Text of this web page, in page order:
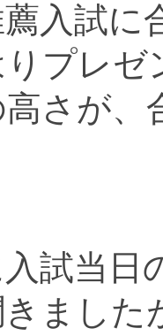
入試に
プレゼ
さが、
試当日
ました